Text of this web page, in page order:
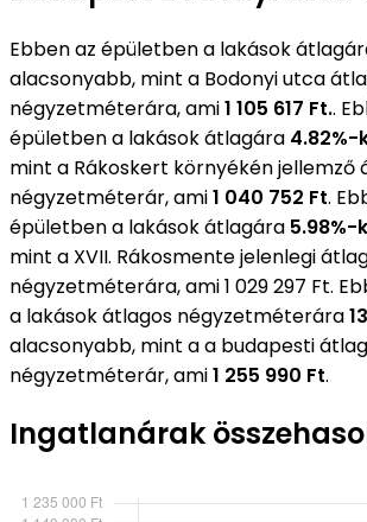
Ebben az épületben a lakások
alacsonyabb, mint a Bodonyi utca
négyzetméterára, ami1 105 617 Ft..
épületben a lakások átlagára 4.82%-
mint a Rákoskert környékén jellemző
négyzetméterár, ami1 040 752 Ft.
épületben a lakások átlagára 5.98%-
mint a XVII. Rákosmente jelenlegi
négyzetméterára, ami 1 029 297 Ft.
a lakások átlagos négyzetméterára
alacsonyabb, mint a a budapesti
négyzetméterár, ami1 255 990 Ft.
Ingatlanárak